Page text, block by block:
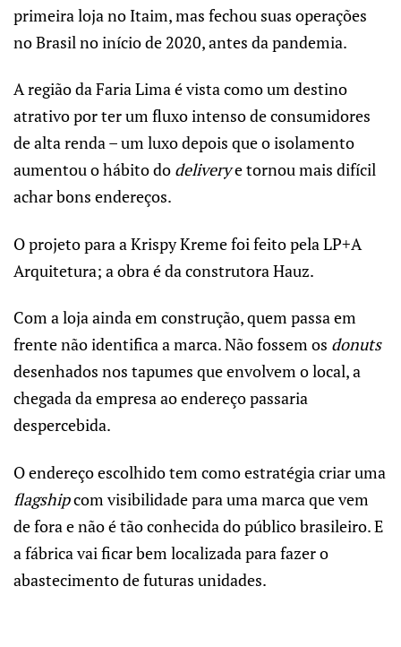
primeira loja no Itaim, mas fechou suas operações
no Brasil no início de 2020, antes da pandemia.
A região da Faria Lima é vista como um destino
atrativo por ter um fluxo intenso de consumidores
de alta renda – um luxo depois que o isolamento
aumentou o hábito do deliverye tornou mais difícil
achar bons endereços.
O projeto para a Krispy Kreme foi feito pela LP+A
Arquitetura; a obra é da construtora Hauz.
Com a loja ainda em construção, quem passa em
frente não identifica a marca. Não fossem os donuts
desenhados nos tapumes que envolvem o local, a
chegada da empresa ao endereço passaria
despercebida.
O endereço escolhido tem como estratégia criar uma
flagshipcom visibilidade para uma marca que vem
de fora e não é tão conhecida do público brasileiro. E
a fábrica vai ficar bem localizada para fazer o
abastecimento de futuras unidades.